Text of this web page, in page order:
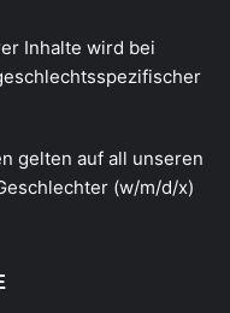
Inhalte wird bei
gelten auf all unseren
(w/m/d/x)